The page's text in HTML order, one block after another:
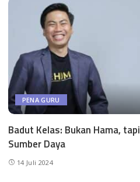
PENA GURU
Badut Kelas: Bukan Hama, tapi
Sumber Daya
14 Juli 2024